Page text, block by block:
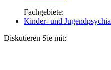
Fachgebiete:
Kinder- und
Diskutieren Sie mit: